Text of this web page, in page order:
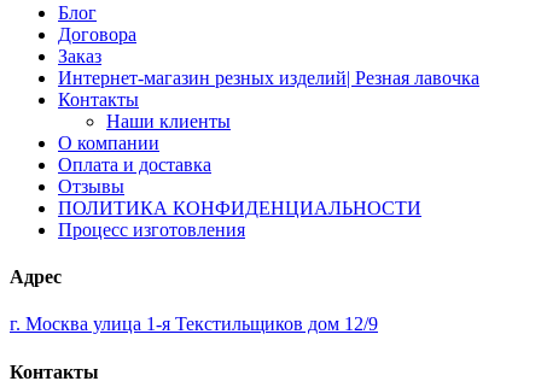
Блог
Договора
Заказ
Интернет-магазин резных изделий| Резная лавочка
Контакты
Наши клиенты
О компании
Оплата и доставка
Отзывы
ПОЛИТИКА КОНФИДЕНЦИАЛЬНОСТИ
Процесс изготовления
Адрес
г. Москва улица 1-я Текстильщиков дом 12/9
Контакты